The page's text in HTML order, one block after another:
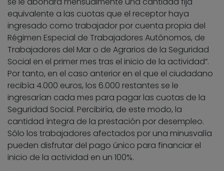
equivalente a las cuotas que el receptor haya
ingresado como trabajador por cuenta propia del
Régimen Especial de Trabajadores Autónomos, de
Trabajadores del Mar o de Agrarios de la Seguridad
Social en el primer mes tras el inicio de la actividad”.
Por tanto, en el caso anterior en el que el ciudadano
recibía 4.000 euros, los 6.000 restantes se le
ingresarían cada mes para pagar las cuotas de la
Seguridad Social. Percibiría, de este modo, la
cantidad íntegra de la prestación por desempleo.
Sólo los trabajadores afectados por una minusvalía
pueden disfrutar del pago único para financiar el
inicio de la actividad en un 100%.